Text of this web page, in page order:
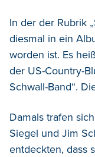
In der der Rubrik
diesmal in ein
worden ist. Es
der US-Country-
Schwall-Band“.
Damals trafen
Siegel und Jim
entdeckten, dass